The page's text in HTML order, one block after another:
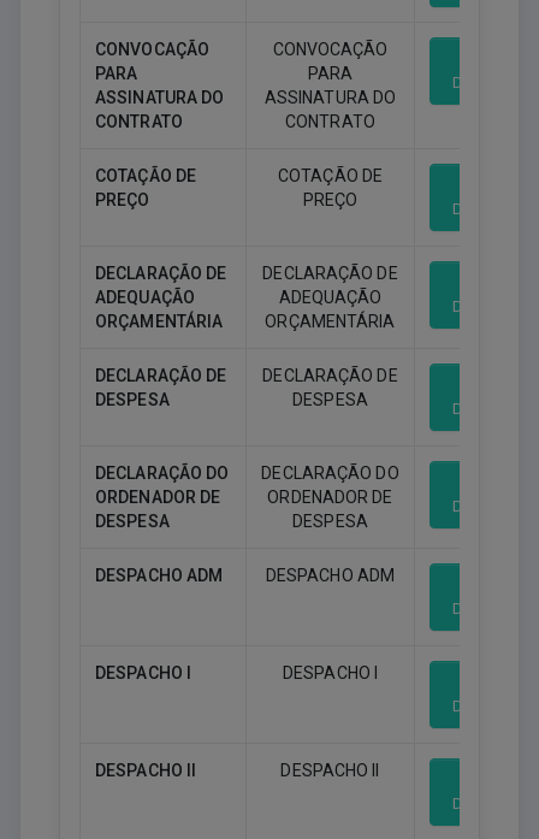
CONVOCAÇÃO
PARA
ASSINATURA DO
CONTRATO
CONVOCAÇÃO
PARA
ASSINATURA DO
CONTRATO
Download
COTAÇÃO DE
PREÇO
COTAÇÃO DE
PREÇO
Download
DECLARAÇÃO DE
ADEQUAÇÃO
ORÇAMENTÁRIA
DECLARAÇÃO DE
ADEQUAÇÃO
ORÇAMENTÁRIA
Download
DECLARAÇÃO DE
DESPESA
DECLARAÇÃO DE
DESPESA
Download
DECLARAÇÃO DO
ORDENADOR DE
DESPESA
DECLARAÇÃO DO
ORDENADOR DE
DESPESA
Download
DESPACHO ADM DESPACHO ADM
Download
DESPACHO I DESPACHO I
Download
DESPACHO II DESPACHO II
Download